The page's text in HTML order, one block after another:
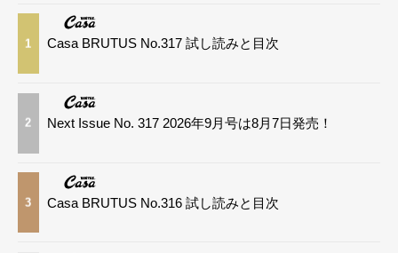
1 Casa BRUTUS No.317 試し読みと目次
2 Next Issue No. 317 2026年9月号は8月7日発売！
3 Casa BRUTUS No.316 試し読みと目次